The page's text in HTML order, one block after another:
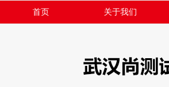
首页 关于我们